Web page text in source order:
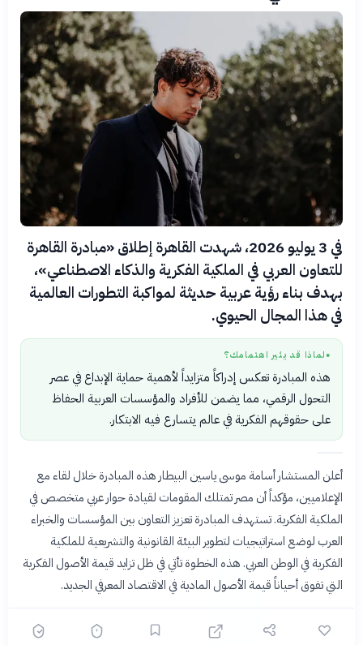
في 3 يوليو 2026، شهدت القاهرة إطلاق «مبادرة القاهرة
للتعاون العربي في الملكية الفكرية والذكاء الاصطناعي»،
بهدف بناء رؤية عربية حديثة لمواكبة التطورات العالمية
في هذا المجال الحيوي.
● لماذا قد يثير اهتمامك؟
هذه المبادرة تعكس إدراكاً متزايداً لأهمية حماية الإبداع في عصر
التحول الرقمي، مما يضمن للأفراد والمؤسسات العربية الحفاظ
على حقوقهم الفكرية في عالم يتسارع فيه الابتكار.
أعلن المستشار أسامة موسى ياسين البيطار هذه المبادرة خلال لقاء مع
الإعلاميين، مؤكداً أن مصر تمتلك المقومات لقيادة حوار عربي متخصص في
الملكية الفكرية. تستهدف المبادرة تعزيز التعاون بين المؤسسات والخبراء
العرب لوضع استراتيجيات لتطوير البيئة القانونية والتشريعية للملكية
الفكرية في الوطن العربي. هذه الخطوة تأتي في ظل تزايد قيمة الأصول الفكرية
التي تفوق أحياناً قيمة الأصول المادية في الاقتصاد المعرفي الجديد.